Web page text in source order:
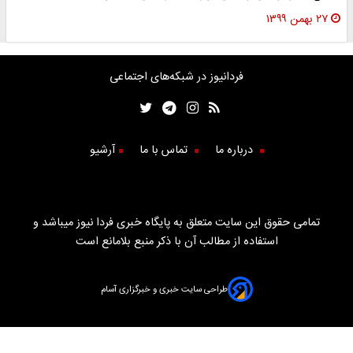
۲۷ بهمن ۱۳۹۹
فردانیوز در شبکه‌های اجتماعی
درباره ما تماس با ما آرشیو
تمامی حقوق این سایت متعلق به پایگاه خبری فردا نیوز میباشد و
استفاده از مطالب آن با ذکر منبع بلامانع است
طراحی سایت خبری و خبرگزاری آسام